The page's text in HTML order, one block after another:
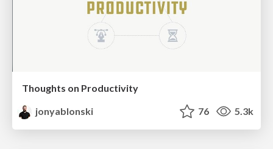
Thoughts on Productivity
jonyablonski
76 5.3k